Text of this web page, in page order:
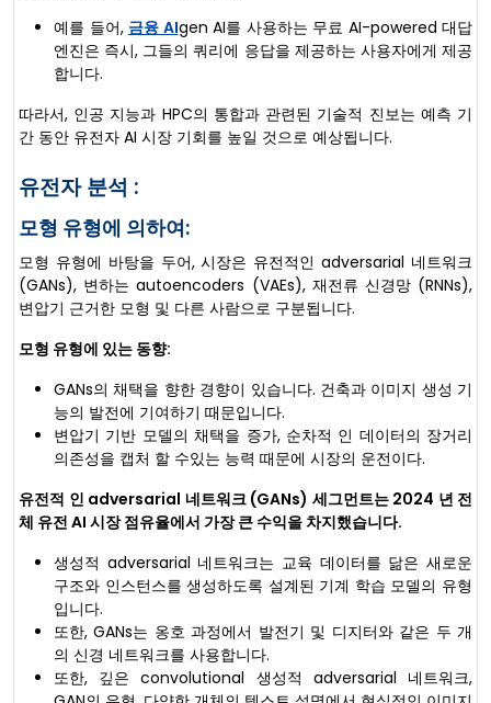
예를 들어, 금융 AIgen AI를 사용하는 무료 AI-powered 대답
엔진은 즉시, 그들의 쿼리에 응답을 제공하는 사용자에게 제공
합니다.
따라서, 인공 지능과 HPC의 통합과 관련된 기술적 진보는 예측 기
간 동안 유전자 AI 시장 기회를 높일 것으로 예상됩니다.
유전자 분석 :
모형 유형에 의하여:
모형 유형에 바탕을 두어, 시장은 유전적인 adversarial 네트워크
(GANs), 변하는 autoencoders (VAEs), 재전류 신경망 (RNNs),
변압기 근거한 모형 및 다른 사람으로 구분됩니다.
모형 유형에 있는 동향:
GANs의 채택을 향한 경향이 있습니다. 건축과 이미지 생성 기
능의 발전에 기여하기 때문입니다.
변압기 기반 모델의 채택을 증가, 순차적 인 데이터의 장거리
의존성을 캡처 할 수있는 능력 때문에 시장의 운전이다.
유전적 인 adversarial 네트워크 (GANs) 세그먼트는 2024 년 전
체 유전 AI 시장 점유율에서 가장 큰 수익을 차지했습니다.
생성적 adversarial 네트워크는 교육 데이터를 닮은 새로운
구조와 인스턴스를 생성하도록 설계된 기계 학습 모델의 유형
입니다.
또한, GANs는 옹호 과정에서 발전기 및 디지터와 같은 두 개
의 신경 네트워크를 사용합니다.
또한, 깊은 convolutional 생성적 adversarial 네트워크,